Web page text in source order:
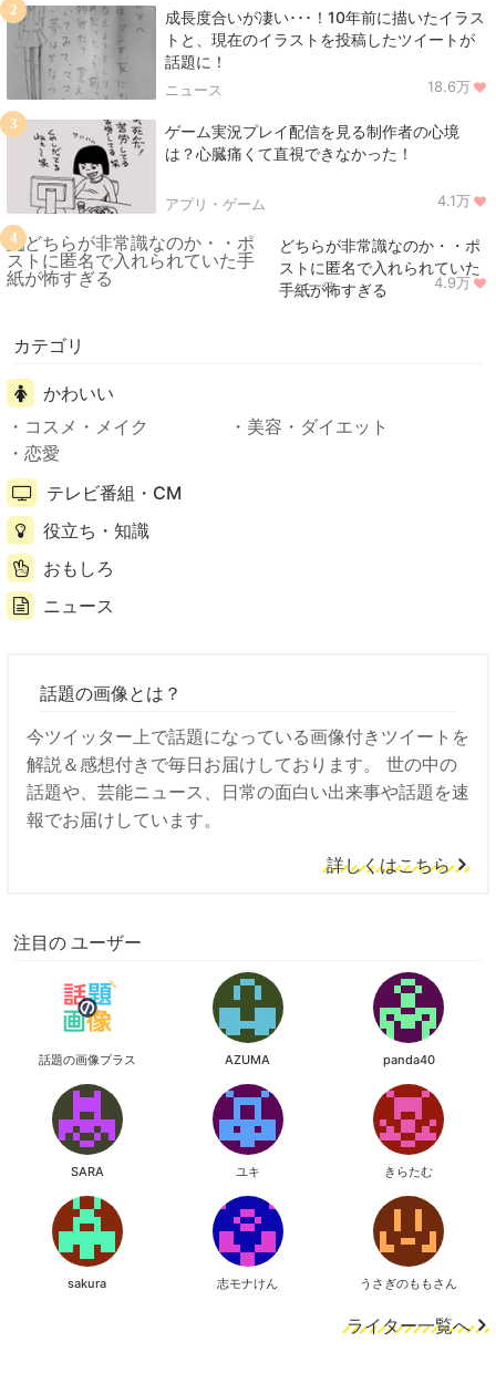
成長度合いが凄い･･･！10年前に描いたイラス
トと、現在のイラストを投稿したツイートが
話題に！
ニュース 18.6万
2
ゲーム実況プレイ配信を見る制作者の心境
は？心臓痛くて直視できなかった！
アプリ・ゲーム 4.1万
3
どちらが非常識なのか・・ポ
ストに匿名で入れられていた
手紙が怖すぎる
ニュース 4.9万
4
カテゴリ
かわいい
コスメ・メイク
美容・ダイエット
恋愛
テレビ番組・CM
役立ち・知識
おもしろ
ニュース
話題の画像とは？
今ツイッター上で話題になっている画像付きツイートを
解説＆感想付きで毎日お届けしております。 世の中の
話題や、芸能ニュース、日常の面白い出来事や話題を速
報でお届けしています。
詳しくはこちら
注目の ユーザー
話題の画像プラス AZUMA panda40
SARA ユキ きらたむ
sakura 志モナけん うさぎのももさん
ライター一覧へ